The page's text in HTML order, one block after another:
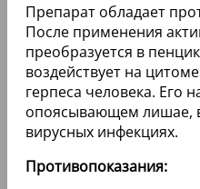
Препарат обладает
После применения
преобразуется в
воздействует на
герпеса человека. Его
опоясывающем лишае,
вирусных инфекциях.
Противопоказания: